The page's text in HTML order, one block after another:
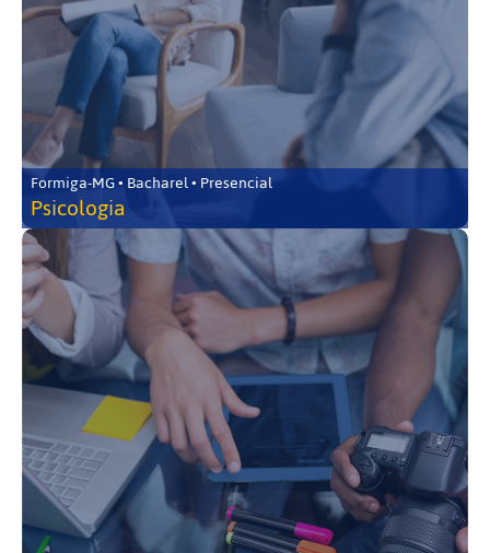
Formiga-MG • Bacharel • Presencial
Psicologia